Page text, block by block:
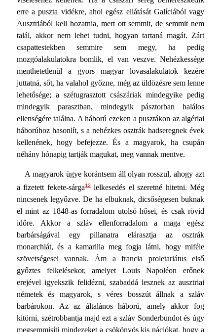
erre a puszta vidékre, ahol egész ellátását Galíciából vagy
Ausztriából kell hozatnia, mert ott semmit, de semmit nem
talál, akkor nem lehet tudni, hogyan tartaná magát. Zárt
csapattestekben semmire sem megy, ha pedig
mozgóalakulatokra bomlik, el van veszve. Nehézkessége
menthetetlenül a gyors magyar lovasalakulatok kezére
juttatná, sőt, ha valahol győzne, még az üldözésre sem lenne
lehetősége; a szétugrasztott császáriak mindegyike pedig
mindegyik parasztban, mindegyik pásztorban halálos
ellenségére találna. A háború ezeken a pusztákon az algériai
háborúhoz hasonlít, s a nehézkes osztrák hadseregnek évek
kellenének, hogy befejezze. És a magyarok, ha csupán
néhány hónapig tartják magukat, meg vannak mentve.
A magyarok ügye korántsem áll olyan rosszul, ahogy azt
a fizetett fekete-sárga12lelkesedés el szeretné hitetni. Még
nincsenek legyőzve. De ha elbuknak, dicsőségesen buknak
el mint az 1848-as forradalom utolsó hősei, és csak rövid
időre. Akkor a szláv ellenforradalom a maga egész
barbárságával egy pillanatra elárasztja az osztrák
monarchiát, és a kamarilla meg fogja látni, hogy miféle
szövetségesei vannak. Ám a francia proletariátus első
győztes felkelésekor, amelyet Louis Napoléon erőnek
erejével igyekszik felidézni, szabaddá lesznek az ausztriai
németek és magyarok, s véres bosszút állnak a szláv
barbárokon. Az az általános háború, amely akkor fog
kitörni, szétrobbantja majd ezt a szláv Sonderbundot és úgy
megsemmisíti mindezeket a csökönyös kis nációkat, hogy a